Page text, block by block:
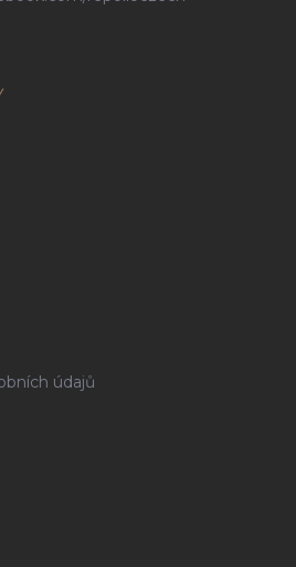
údajů